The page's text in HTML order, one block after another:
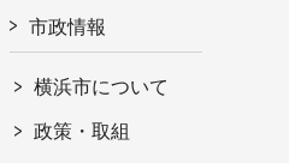
市政情報
横浜市について
政策・取組